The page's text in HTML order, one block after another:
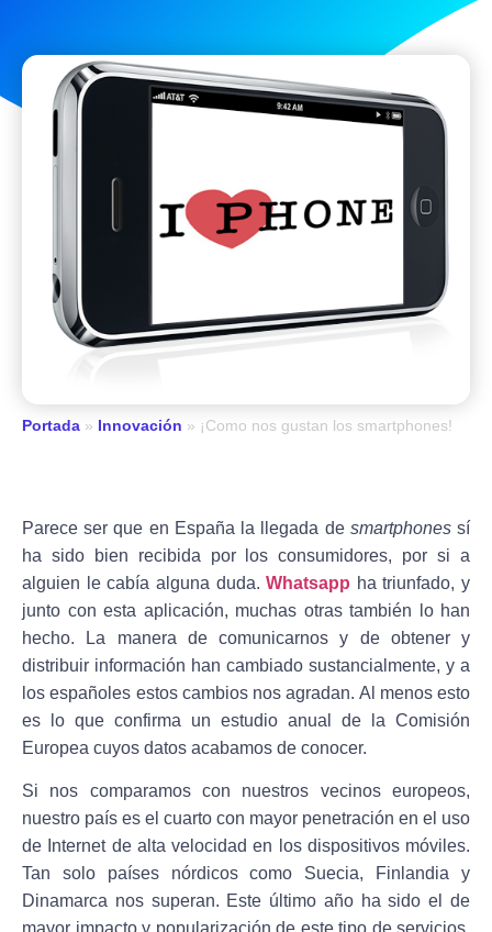
Portada » Innovación » ¡Como nos gustan los smartphones!
Parece ser que en España la llegada de smartphonessí
ha sido bien recibida por los consumidores, por si a
alguien le cabía alguna duda.Whatsapp ha triunfado, y
junto con esta aplicación, muchas otras también lo han
hecho. La manera de comunicarnos y de obtener y
distribuir información han cambiado sustancialmente, y a
los españoles estos cambios nos agradan. Al menos esto
es lo que confirma un estudio anual de la Comisión
Europea cuyos datos acabamos de conocer.
Si nos comparamos con nuestros vecinos europeos,
nuestro país es el cuarto con mayor penetración en el uso
de Internet de alta velocidad en los dispositivos móviles.
Tan solo países nórdicos como Suecia, Finlandia y
Dinamarca nos superan. Este último año ha sido el de